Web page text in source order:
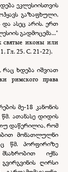
ეკლესიისთვის
გაზაფხული,
ასეც არის. ერთ
გადმოცემა..."
святые иконы или
Гл. 25. С. 21-22).
რაც ხდება იშვიათ
римского права
მე-18 კანონის
ათანასე დიდის
დაწერილია, რომ
მონათლულნი
წმ. პორფირიზე
იქნა
ღირსი